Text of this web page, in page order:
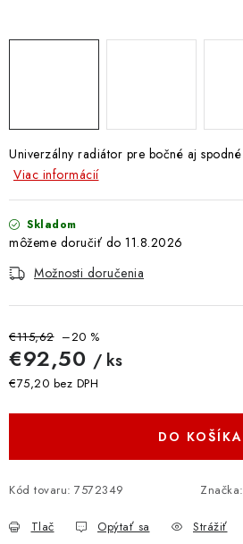
Univerzálny radiátor pre bočné aj spodné
Viac informácií
Skladom
11.8.2026
Možnosti doručenia
€115,62 –20 %
€92,50 / ks
€75,20 bez DPH
DO KOŠÍKA
Kód tovaru: 7572349 Značka:
Tlač Opýtať sa Strážiť